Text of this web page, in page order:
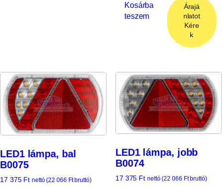
Kosárba
teszem
Árajá
nlatot
Kére
k
LED1 lámpa, bal
B0075
17 375 Ft nettó (22 066 Ftbruttó)
LED1 lámpa, jobb
B0074
17 375 Ft nettó (22 066 Ftbruttó)